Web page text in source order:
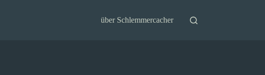
über Schlemmercacher